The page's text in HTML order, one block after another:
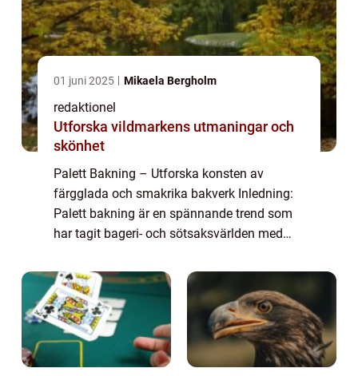
01 juni 2025 Mikaela Bergholm
redaktionel
Utforska vildmarkens utmaningar och
skönhet
Palett Bakning – Utforska konsten av
färgglada och smakrika bakverk Inledning:
Palett bakning är en spännande trend som
har tagit bageri- och sötsaksvärlden med
smakrika bakverk inspirerade av färgglad...